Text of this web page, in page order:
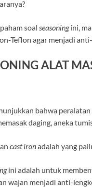
soal seasoningini,
Teflon agar menjadi
ALAT
bahwa
daging, aneka
cast ironadalah yang
ini adalah untuk
wajan menjadi anti-